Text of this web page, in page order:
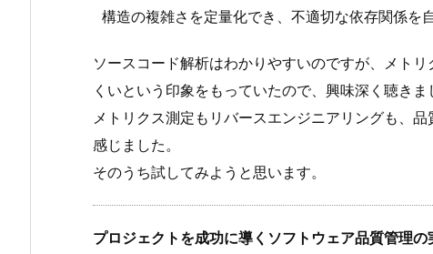
構造の複雑さを定量化でき、不適切な依存関係を
ソースコード解析はわかりやすいのですが、メト
くいという印象をもっていたので、興味深く聴きま
メトリクス測定もリバースエンジニアリングも、
感じました。
そのうち試してみようと思います。
プロジェクトを成功に導くソフトウェア品質管理の